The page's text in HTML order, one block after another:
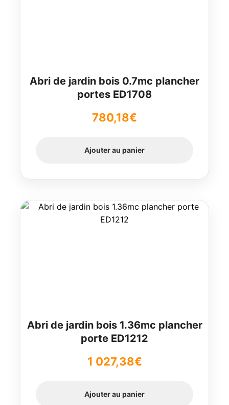
Abri de jardin bois 0.7mc plancher
portes ED1708
780,18€
Ajouter au panier
Abri de jardin bois 1.36mc plancher
porte ED1212
1 027,38€
Ajouter au panier